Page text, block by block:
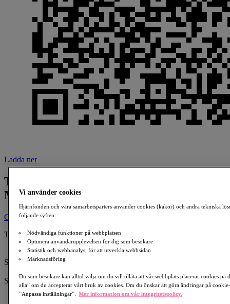
Ladda ner
Till minne av Ingrid Margareta Lindoff
Magnusson
Ge en gåva
Till minne av:
Ingrid Margareta Lindoff Magnusson
1936-04-28 - 2020-11-16
Skapad av:
Samlar in till:
Epilepsi
Vi använder cookies
Hjärnfonden och våra samarbetsparters använder cookies (kakor) och andra tekniska
följande syften:
Nödvändiga funktioner på webbplatsen
Optimera användarupplevelsen för dig som besökare
Statistik och webbanalys, för att utveckla webbsidan
Marknadsföring
Du som besökare kan alltid välja om du vill tillåta att vår webbplats placerar cookies på
alla” om du accepterar vårt bruk av cookies. Om du önskar att göra ändringar på
”Anpassa inställningar”.
Mer information om vår integritetspolicy.